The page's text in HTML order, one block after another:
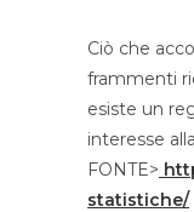
Ciò che
frammenti
esiste un
interesse
FONTE>
statistiche/